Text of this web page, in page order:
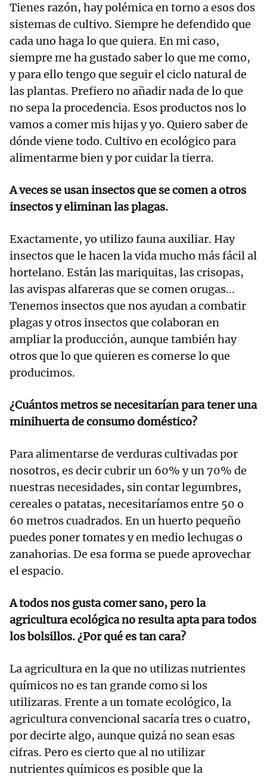
Tienes razón, hay polémica en torno a esos dos
sistemas de cultivo. Siempre he defendido que
cada uno haga lo que quiera. En mi caso,
siempre me ha gustado saber lo que me como,
y para ello tengo que seguir el ciclo natural de
las plantas. Prefiero no añadir nada de lo que
no sepa la procedencia. Esos productos nos lo
vamos a comer mis hijas y yo. Quiero saber de
dónde viene todo. Cultivo en ecológico para
alimentarme bien y por cuidar la tierra.
A veces se usan insectos que se comen a otros
insectos y eliminan las plagas.
Exactamente, yo utilizo fauna auxiliar. Hay
insectos que le hacen la vida mucho más fácil al
hortelano. Están las mariquitas, las crisopas,
las avispas alfareras que se comen orugas...
Tenemos insectos que nos ayudan a combatir
plagas y otros insectos que colaboran en
ampliar la producción, aunque también hay
otros que lo que quieren es comerse lo que
producimos.
¿Cuántos metros se necesitarían para tener una
minihuerta de consumo doméstico?
Para alimentarse de verduras cultivadas por
nosotros, es decir cubrir un 60% y un 70% de
nuestras necesidades, sin contar legumbres,
cereales o patatas, necesitaríamos entre 50 o
60 metros cuadrados. En un huerto pequeño
puedes poner tomates y en medio lechugas o
zanahorias. De esa forma se puede aprovechar
el espacio.
A todos nos gusta comer sano, pero la
agricultura ecológica no resulta apta para todos
los bolsillos. ¿Por qué es tan cara?
La agricultura en la que no utilizas nutrientes
químicos no es tan grande como si los
utilizaras. Frente a un tomate ecológico, la
agricultura convencional sacaría tres o cuatro,
por decirte algo, aunque quizá no sean esas
cifras. Pero es cierto que al no utilizar
nutrientes químicos es posible que la